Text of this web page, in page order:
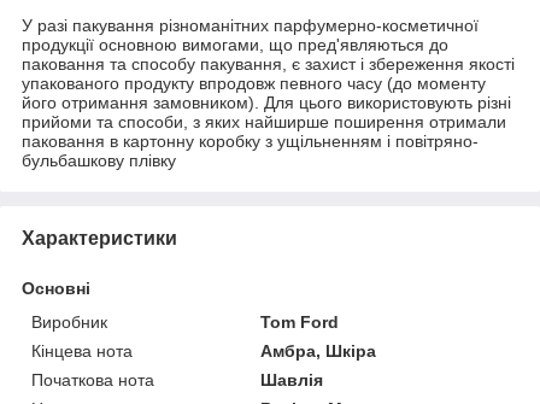
У разі пакування різноманітних парфумерно-косметичної
продукції основною вимогами, що пред'являються до
паковання та способу пакування, є захист і збереження якості
упакованого продукту впродовж певного часу (до моменту
його отримання замовником). Для цього використовують різні
прийоми та способи, з яких найширше поширення отримали
паковання в картонну коробку з ущільненням і повітряно-
бульбашкову плівку
Характеристики
Основні
Виробник
Tom Ford
Кінцева нота
Амбра, Шкіра
Початкова нота
Шавлія